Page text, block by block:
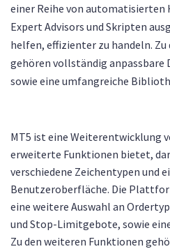
einer Reihe von automatisierten
Expert Advisors und Skripten
helfen, effizienter zu handeln.
gehören vollständig anpassbare
sowie eine umfangreiche
MT5 ist eine Weiterentwicklung
erweiterte Funktionen bietet,
verschiedene Zeichentypen und
Benutzeroberfläche. Die
eine weitere Auswahl an
und Stop-Limitgebote, sowie
Zu den weiteren Funktionen